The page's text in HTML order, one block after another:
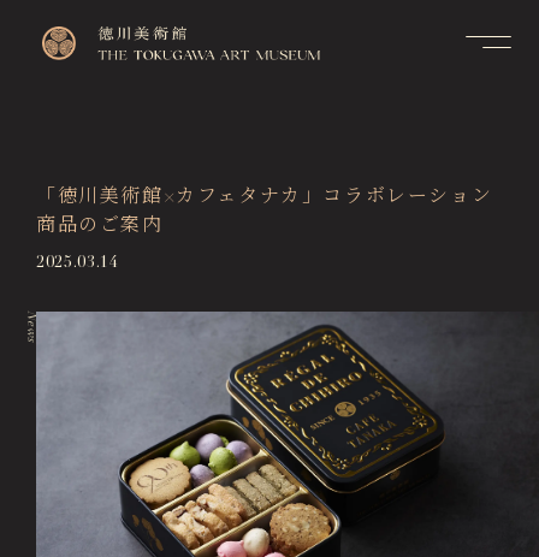
Visitor Information
来館のご案内
Exhibitions
Events & Programs
Collection Search
作品検索
Image Services
& Publications
画像貸出・出版物
FAQ
よくあるご質問
Support Us
ご支援について
「徳川美術館×カフェタナカ」コラボレーション
商品のご案内
2025.03.14
News